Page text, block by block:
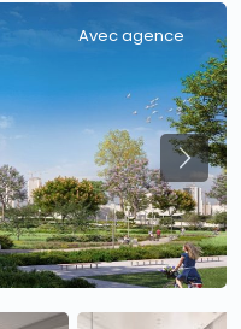
Avec agence